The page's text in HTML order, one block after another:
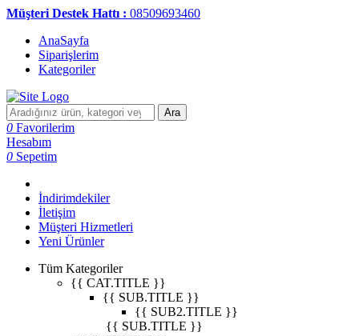
Müşteri Destek Hattı : 08509693460
AnaSayfa
Siparişlerim
Kategoriler
Ara
0 Favorilerim
Hesabım
0 Sepetim
İndirimdekiler
İletişim
Müşteri Hizmetleri
Yeni Ürünler
Tüm Kategoriler
{{ CAT.TITLE }}
{{ SUB.TITLE }}
{{ SUB2.TITLE }}
{{ SUB.TITLE }}